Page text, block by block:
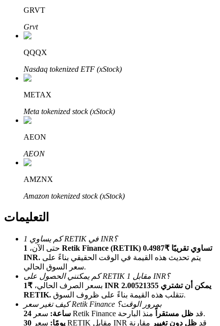
Bitrue
الإحالة
GRVT
Grvt
QQQX
Nasdaq tokenized ETF (xStock)
METAX
Meta tokenized stock (xStock)
AEON
AEON
AMZNX
Amazon tokenized stock (xStock)
التعليمات
كم يساوي 1 RETIK في INR؟
حتى الآن، 1 Retik Finance (RETIK) تساوي تقريبًا ₹0.4987
INR.
سعر السوق الحالي.
كم يمكنني الحصول على RETIK مقابل 1 INR؟
بسعر الصرف الحالي،
₹1 INR يمكن أن تشتري 2.00521355
RETIK.
تتقلب هذه القيمة بناءً على ظروف السوق.
كيف تغير سعر Retik Finance بمرور الوقت؟
24 ساعة:
سعر Retik Finance قد ظل مستقراً
منذ البارحة.
30 يومًا:
سعر RETIK مقابل INR قد ظل دون تغيير مقارنة